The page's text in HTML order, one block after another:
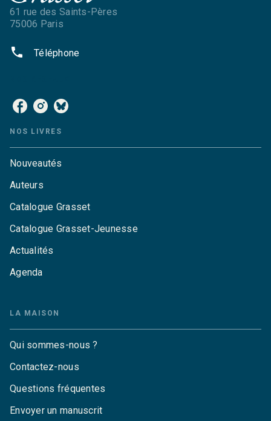
61 rue des Saints-Pères
75006 Paris
phone Téléphone
NOS LIVRES
Nouveautés
Auteurs
Catalogue Grasset
Catalogue Grasset-Jeunesse
Actualités
Agenda
LA MAISON
Qui sommes-nous ?
Contactez-nous
Questions fréquentes
Envoyer un manuscrit